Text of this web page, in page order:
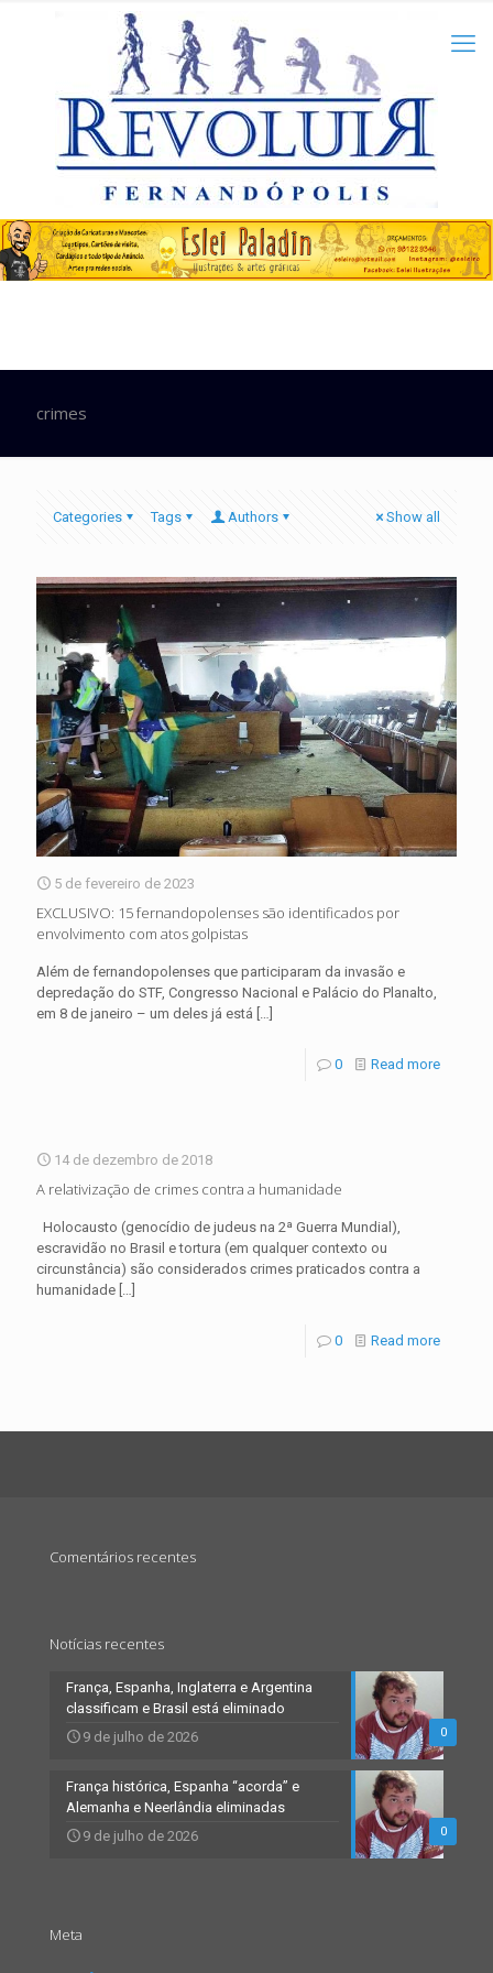
crimes
Categories Tags Authors Show all
5 de fevereiro de 2023
EXCLUSIVO: 15 fernandopolenses são identificados por
envolvimento com atos golpistas
Além de fernandopolenses que participaram da invasão e
depredação do STF, Congresso Nacional e Palácio do Planalto,
em 8 de janeiro – um deles já está […]
0 Read more
14 de dezembro de 2018
A relativização de crimes contra a humanidade
Holocausto (genocídio de judeus na 2ª Guerra Mundial),
escravidão no Brasil e tortura (em qualquer contexto ou
circunstância) são considerados crimes praticados contra a
humanidade […]
0 Read more
Comentários recentes
Notícias recentes
0
França, Espanha, Inglaterra e Argentina
classificam e Brasil está eliminado
9 de julho de 2026
0
França histórica, Espanha “acorda” e
Alemanha e Neerlândia eliminadas
9 de julho de 2026
Meta